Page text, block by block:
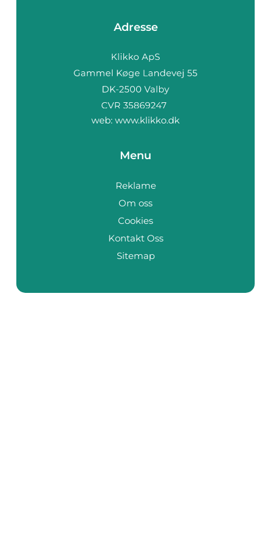
Adresse
web: www.klikko.dk
Menu
Reklame
Om oss
Cookies
Kontakt Oss
Sitemap